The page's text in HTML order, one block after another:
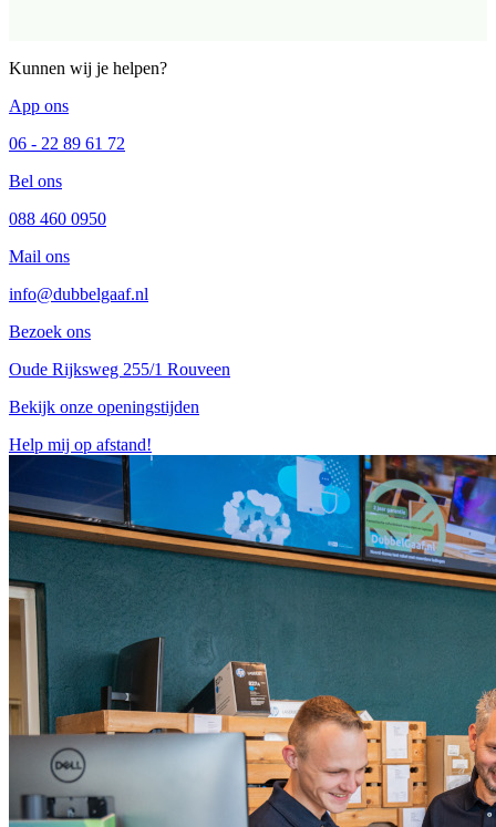
Kunnen wij je helpen?
App ons
06 - 22 89 61 72
Bel ons
088 460 0950
Mail ons
info@dubbelgaaf.nl
Bezoek ons
Oude Rijksweg 255/1 Rouveen
Bekijk onze openingstijden
Help mij op afstand!